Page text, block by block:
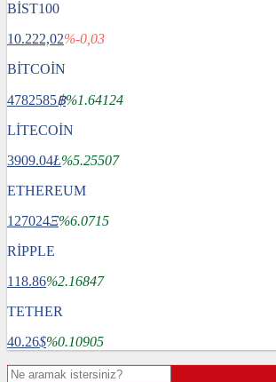
BİST100
10.222,02%-0,03
BİTCOİN
4782585฿%1.64124
LİTECOİN
3909.04Ł%5.25507
ETHEREUM
127024Ξ%6.0715
RİPPLE
118.86%2.16847
TETHER
40.26$%0.10905